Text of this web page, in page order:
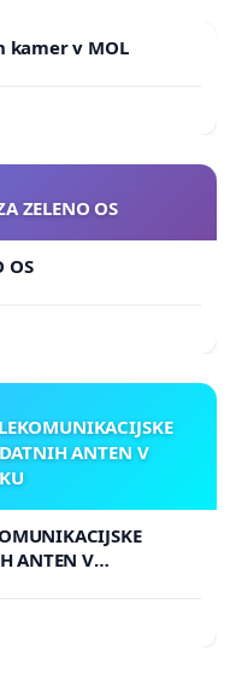
kamer v MOL
ZELENO OS
OS
ANTEN V
ANTEN V